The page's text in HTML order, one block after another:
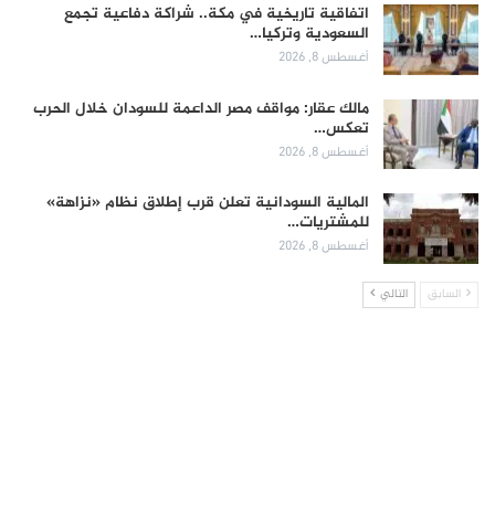
اتفاقية تاريخية في مكة.. شراكة دفاعية تجمع
السعودية وتركيا…
أغسطس 8, 2026
مالك عقار: مواقف مصر الداعمة للسودان خلال الحرب
تعكس…
أغسطس 8, 2026
المالية السودانية تعلن قرب إطلاق نظام «نزاهة»
للمشتريات…
أغسطس 8, 2026
السابق التالي